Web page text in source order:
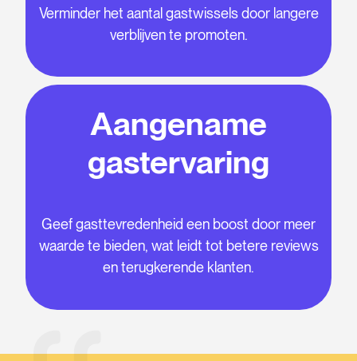
Verminder het aantal gastwissels door langere
verblijven te promoten.
Aangename
gastervaring
Geef gasttevredenheid een boost door meer
waarde te bieden, wat leidt tot betere reviews
en terugkerende klanten.